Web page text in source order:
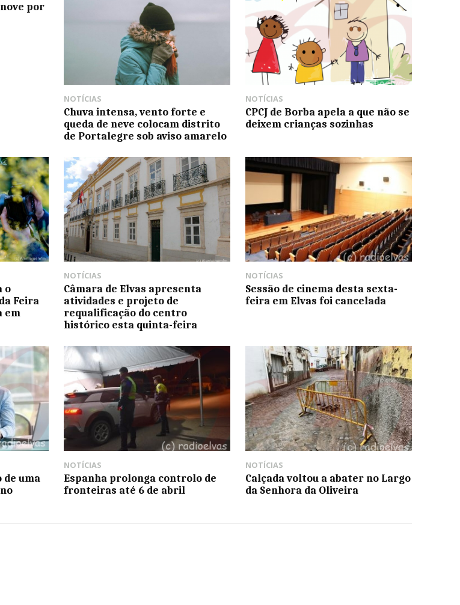
por
NOTÍCIAS
Chuva intensa, vento forte e
queda de neve colocam distrito
de Portalegre sob aviso amarelo
NOTÍCIAS
CPCJ de Borba apela a que não se
deixem crianças sozinhas
o
Feira
em
NOTÍCIAS
Câmara de Elvas apresenta
atividades e projeto de
requalificação do centro
histórico esta quinta-feira
NOTÍCIAS
Sessão de cinema desta sexta-
feira em Elvas foi cancelada
de uma
NOTÍCIAS
Espanha prolonga controlo de
fronteiras até 6 de abril
NOTÍCIAS
Calçada voltou a abater no Largo
da Senhora da Oliveira